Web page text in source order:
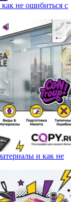
не ошибиться с
и как не